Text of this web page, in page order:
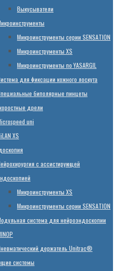
Выкусыватели
Микроинструменты серии SENSATION
Микроинструменты XS
Микроинструменты по YASARGIL
для фиксации кожного лоскута
биполярные пинцеты
дрели
uni
XS
с ассистирующей
Микроинструменты XS
Микроинструменты серии SENSATION
система для нейроэндоскопии
держатель Unitrac®
системы